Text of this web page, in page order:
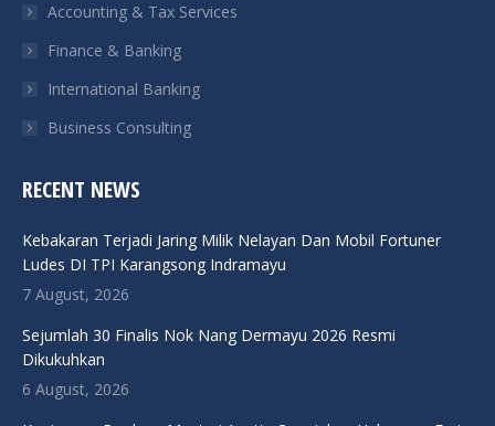
Accounting & Tax Services
Finance & Banking
International Banking
Business Consulting
RECENT NEWS
Kebakaran Terjadi Jaring Milik Nelayan Dan Mobil Fortuner
Ludes DI TPI Karangsong Indramayu
7 August, 2026
Sejumlah 30 Finalis Nok Nang Dermayu 2026 Resmi
Dikukuhkan
6 August, 2026